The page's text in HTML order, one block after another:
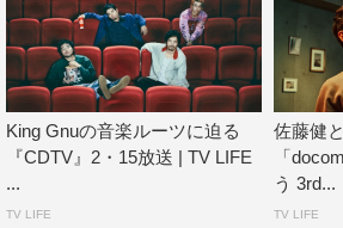
King Gnuの音楽ルーツに迫る
『CDTV』2・15放送 | TV LIFE
...
TV LIFE
佐藤健
「
う 3rd...
TV LIFE